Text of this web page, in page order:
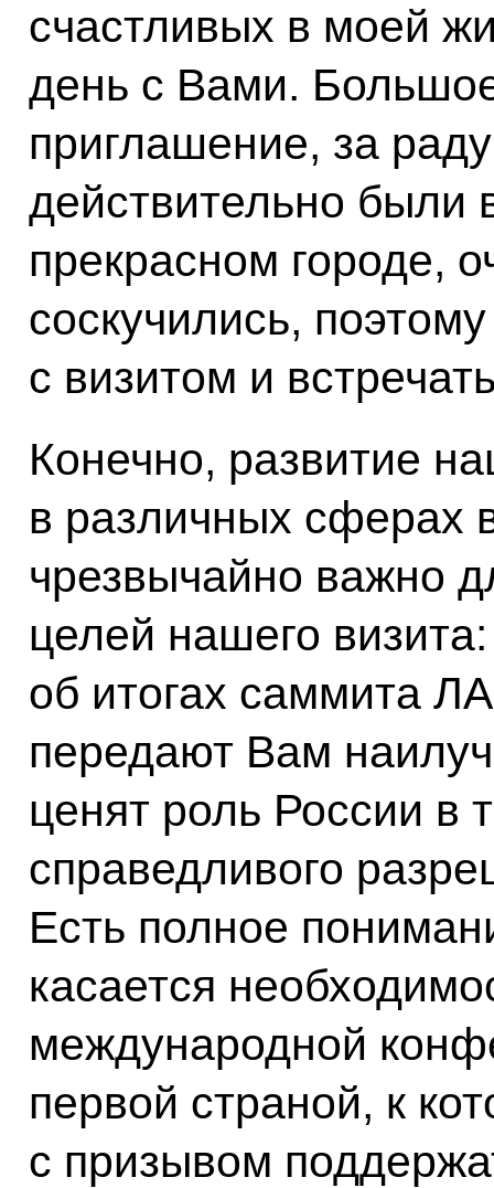
счастливых в моей
день с Вами.
приглашение, за
действительно были
прекрасном городе,
соскучились,
с визитом и
Конечно, развитие
в различных сферах
чрезвычайно важно
целей нашего
об итогах саммита
передают Вам
ценят роль России в
справедливого
Есть полное
касается
международной
первой страной, к
с призывом